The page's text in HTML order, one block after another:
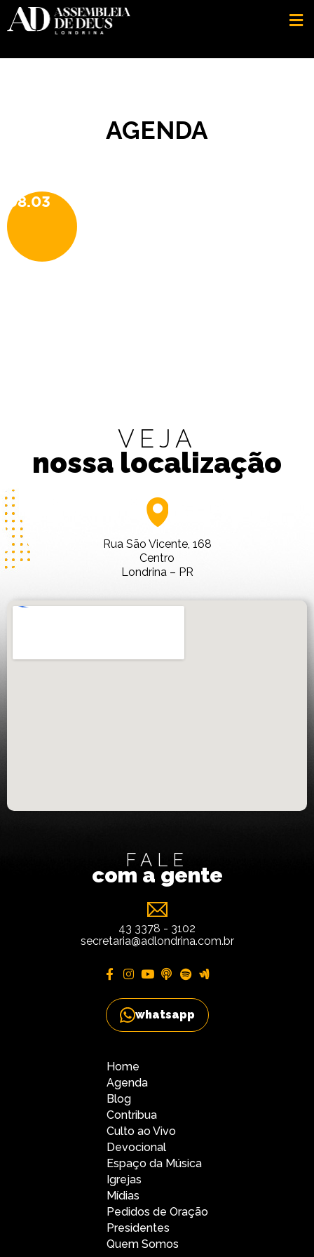
AGENDA
08.03
VEJA
nossa localização
Rua São Vicente, 168
Centro
Londrina – PR
FALE
com a gente
43 3378 - 3102
secretaria@adlondrina.com.br
whatsapp
Home
Agenda
Blog
Contribua
Culto ao Vivo
Devocional
Espaço da Música
Igrejas
Mídias
Pedidos de Oração
Presidentes
Quem Somos